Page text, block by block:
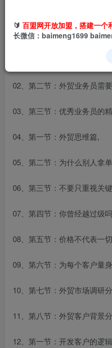
课程内容：
01、第一节：认识自己是做
02、第二节：外贸业务员需
03、第三节：优秀业务员的
04、第一节：外贸思维篇,
05、第二节：为什么别人拿
06、第三节：不要只重视关
07、第四节：你曾经越过级
08、第五节：价格不代表一
09、第六节：为每个客户量
10、第七节：外贸市场调研
11、第八节：外贸客户背景
12、第一节：开发客户的逻
🔰 百盟网开放加盟，搭建一个
长微信：baimeng1699